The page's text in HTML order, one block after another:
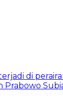
di
Prabowo